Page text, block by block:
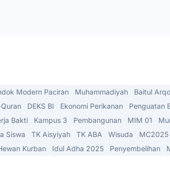
Modern Paciran Muhammadiyah Baitul
DEKS BI Ekonomi Perikanan Penguatan
Bakti Kampus 3 Pembangunan MIM 01
Siswa TK Aisyiyah TK ABA Wisuda MC2025
Kurban Idul Adha 2025 Penyembelihan